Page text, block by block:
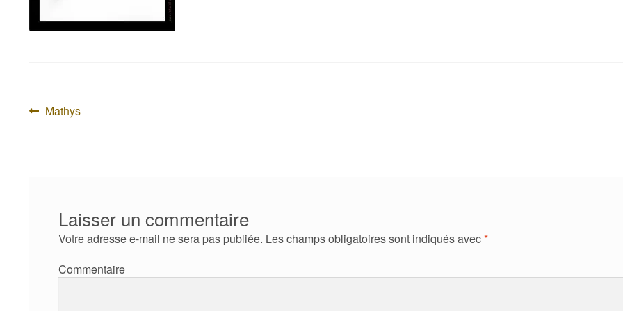
Navigation
Article
Mathys
Laisser un commentaire
Votre adresse e-mail ne sera pas publiée. Les champs obligatoires sont indiqués avec*